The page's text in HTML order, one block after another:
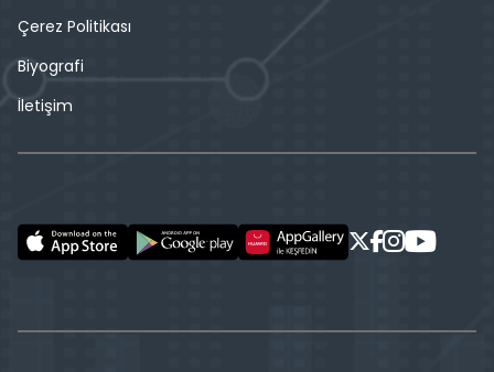
Çerez Politikası
Biyografi
İletişim